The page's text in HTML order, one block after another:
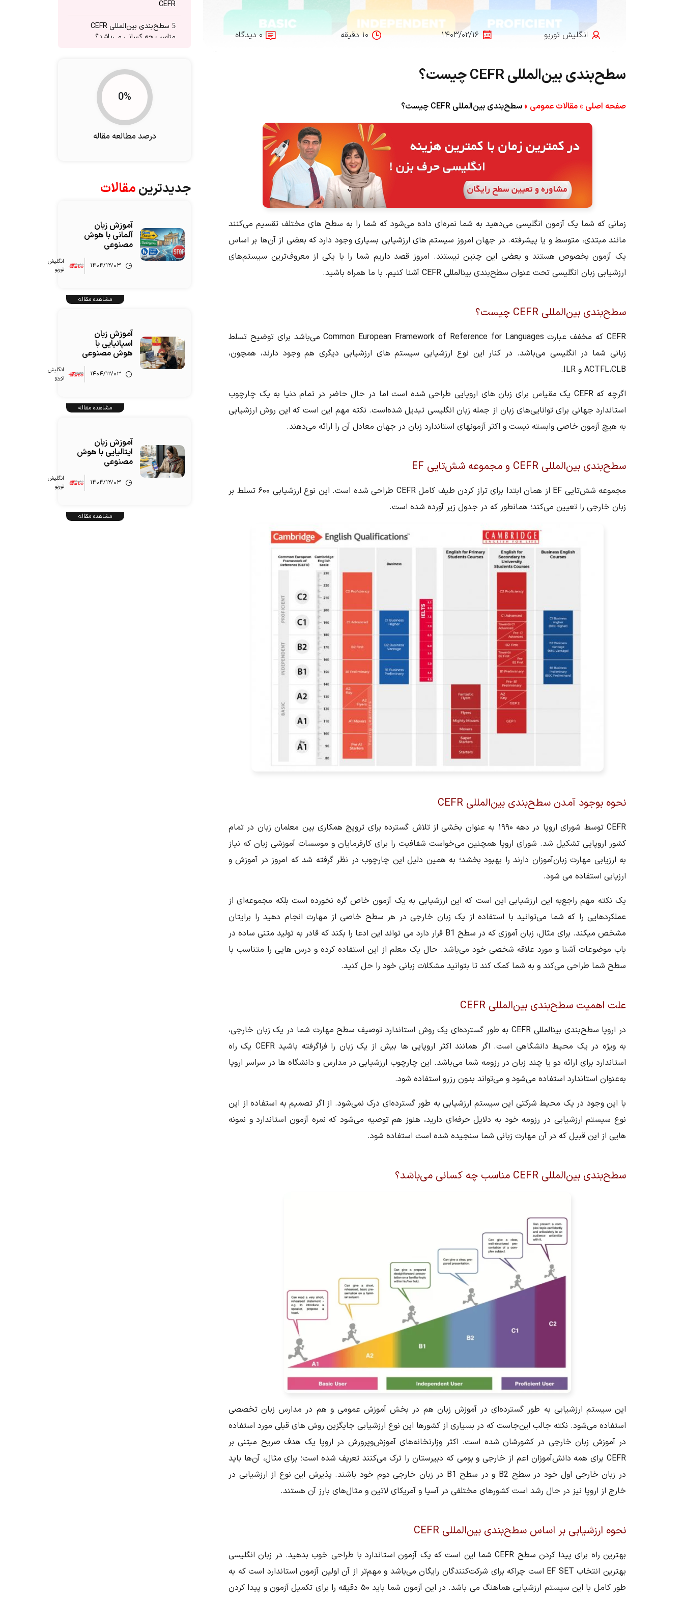
انگلیش‌ توربو ۱۴۰۳/۰۲/۱۶ ۱۰ دقیقه ۰ دیدگاه
سطح‌بندی بین‌المللی CEFR چیست؟
صفحه اصلی » مقالات عمومی » سطح‌بندی بین‌المللی CEFR چیست؟
زمانی که شما یک آزمون انگلیسی می‌دهید به شما نمره‌ای داده می‌شود که شما را به سطح های مختلف تقسیم می‌کنند
مانند مبتدی، متوسط و یا پیشرفته. در جهان امروز سیستم های ارزشیابی بسیاری وجود دارد که بعضی از آن‌ها بر اساس
یک آزمون بخصوص هستند و بعضی این چنین نیستند. امروز قصد داریم شما را با یکی از معروف‌ترین سیستم‌های
ارزشیابی زبان انگلیسی تحت عنوان سطح‌بندی بین‎المللی CEFR آشنا کنیم. با ما همراه باشید.
سطح‌بندی بین‎‌المللی CEFR چیست؟
CEFR که مخفف عبارت Common European Framework of Reference for Languages می‌باشد برای توضیح تسلط
زبانی شما در انگلیسی می‌باشد‌. در کنار این نوع ارزشیابی سیستم های ارزشیابی دیگری هم وجود دارند، همچون،
ACTFL،CLB و ILR.
اگرچه که CEFR یک مقیاس برای زبان های اروپایی طراحی شده است اما در حال حاضر در تمام دنیا به یک چارچوب
استاندارد جهانی برای توانایی‌های زبان از جمله زبان انگلیسی تبدیل شده‌است. نکته مهم این است که این روش ارزشیابی
به هیچ آزمون خاصی وابسته نیست و اکثر آزمونهای استاندارد زبان در جهان معادل آن را ارائه می‌دهند.
سطح‌بندی بین‌‎المللی CEFR و مجموعه شش‌تایی EF
مجموعه شش‌تایی EF از همان ابتدا برای تراز کردن طیف کامل CEFR طراحی شده است. این نوع ارزشیابی ۶۰۰ تسلط بر
زبان خارجی را تعیین می‌کند؛ همانطور که در جدول زیر آورده شده است.
نحوه بوجود آمدن سطح‌بندی بین‌‎المللی CEFR
CEFR توسط شورای اروپا در دهه ۱۹۹۰ به عنوان بخشی از تلاش گسترده برای ترویج همکاری بین معلمان زبان در تمام
کشور اروپایی تشکیل شد. شورای اروپا همچنین می‌خواست شفافیت را برای کارفرمایان و موسسات آموزشی زبان که نیاز
به ارزیابی مهارت زبان‌آموزان دارند را بهبود بخشد؛ به همین دلیل این چارچوب در نظر گرفته شد که امروز در آموزش و
ارزیابی استفاده می شود.
یک نکته مهم راجع‌به این ارزشیابی این است که این ارزشیابی به یک آزمون خاص گره نخورده است بلکه مجموعه‌ای از
عملکرد‌هایی را که شما می‌توانید با استفاده از یک زبان خارجی در هر سطح خاصی از مهارت انجام دهید را برایتان
مشخص میکند. برای مثال، زبان آموزی که در سطح B1 قرار دارد می تواند این ادعا را بکند که قادر به تولید متنی ساده در
باب موضوعات آشنا و مورد علاقه شخصی خود می‌باشد. حال یک معلم از این استفاده کرده و درس هایی را متناسب با
سطح شما طراحی می‌کند و به شما کمک کند تا بتوانید مشکلات زبانی خود را حل کنید.
علت اهمیت سطح‌بندی بین‌‎المللی CEFR
در اروپا سطح‌بندی بین‎المللی CEFR به طور گسترده‌ای یک روش استاندارد توصیف سطح مهارت شما در یک زبان خارجی،
به ویژه در یک محیط دانشگاهی است. اگر همانند اکثر اروپایی ها بیش از یک زبان را فرا‌گرفته باشید CEFR یک راه
استاندارد برای ارائه دو یا چند زبان در رزومه شما می‌باشد. این چارچوب ارزشیابی در مدارس و دانشگاه ها در سراسر اروپا
به‌عنوان استاندارد استفاده می‌شود و می‌تواند بدون رزرو استفاده شود.
با این وجود در یک محیط شرکتی این سیستم ارزشیابی به طور گسترده‌ای درک نمی‌شود. از اگر تصمیم به استفاده از این
نوع سیستم ارزشیابی در رزومه خود به دلایل حرفه‌ای دارید، هنوز هم توصیه می‌شود که نمره آزمون استاندارد و نمونه
هایی از این قبیل که در آن مهارت زبانی شما سنجیده شده است استفاده شود.
سطح‌بندی بین‎‌المللی CEFR مناسب چه کسانی می‌باشد؟
این سیستم ارزشیابی به طور گسترده‌ای در آموزش زبان هم در بخش آموزش عمومی و هم در مدارس زبان تخصصی
استفاده می‌شود. نکته جالب این‌جاست که در بسیاری از کشورها این نوع ارزشیابی جایگزین روش های قبلی مورد استفاده
در آموزش زبان خارجی در کشورشان شده است. اکثر وزارتخانه‌های آموزش‌و‌پرورش در اروپا یک هدف صریح مبتنی بر
CEFR برای همه دانش‌آموزان اعم از خارجی و بومی که دبیرستان را ترک می‌کنند تعریف شده است؛ برای مثال، آن‌ها باید
در زبان خارجی اول خود در سطح B2 و در سطح B1 در زبان خارجی دوم خود باشند. پذیرش این نوع از ارزشیابی در
خارج از اروپا نیز در حال رشد است کشورهای مختلفی در آسیا و آمریکای لاتین و مثال‌های بارز آن هستند.
نحوه ارزشیابی بر اساس سطح‌بندی بین‎‌المللی CEFR
بهترین راه برای پیدا کردن سطح CEFR شما این است که یک آزمون استاندارد با طراحی خوب بدهید. در زبان انگلیسی
بهترین انتخاب EF SET است چراکه برای شرکت‌کنندگان رایگان می‌باشد و مهم‌تر از آن اولین آزمون استاندارد است که به
طور کامل با این سیستم ارزشیابی هماهنگ می باشد. در این آزمون شما باید ۵۰ دقیقه را برای تکمیل آزمون و پیدا کردن
CEFR
5
سطح‌بندی بین‎‌المللی CEFR
مناسب چه کسانی می‌باشد؟
سطح‌بندی بین‎‌المللی CEFR
انتقادهای وارده به سطح‌بندی
0%
درصد مطالعه مقاله
جدیدترینمقالات
آموزش زبان
آلمانی با هوش
مصنوعی
۱۴۰۴/۱۲/۰۳
انگلیش‌
توربو
مشاهده مقاله
آموزش زبان
اسپانیایی با
هوش مصنوعی
۱۴۰۴/۱۲/۰۳
انگلیش‌
توربو
مشاهده مقاله
آموزش زبان
ایتالیایی با هوش
مصنوعی
۱۴۰۴/۱۲/۰۳
انگلیش‌
توربو
مشاهده مقاله